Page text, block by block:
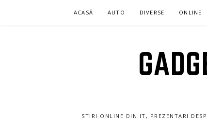
ACASĂ AUTO DIVERSE ONLINE
STIRI ONLINE DIN IT, PREZENTARI